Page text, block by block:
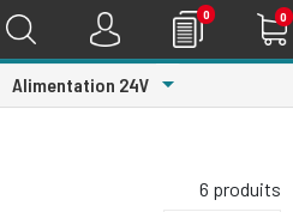
0 0
Alimentation 24V Toggle
6 produits